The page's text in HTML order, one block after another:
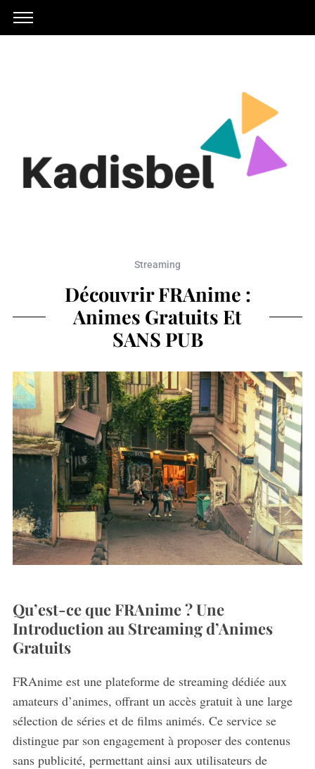
Streaming
Découvrir FRAnime :
Animes Gratuits Et
SANS PUB
Qu’est-ce que FRAnime ? Une
Introduction au Streaming d’Animes
Gratuits
FRAnime est une plateforme de streaming dédiée aux
amateurs d’animes, offrant un accès gratuit à une large
sélection de séries et de films animés. Ce service se
distingue par son engagement à proposer des contenus
sans publicité, permettant ainsi aux utilisateurs de